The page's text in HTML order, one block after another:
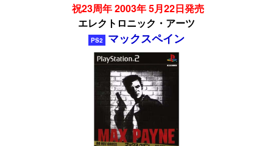
祝23周年 2003年 5月22日発売
エレクトロニック・アーツ
PS2 マックスペイン